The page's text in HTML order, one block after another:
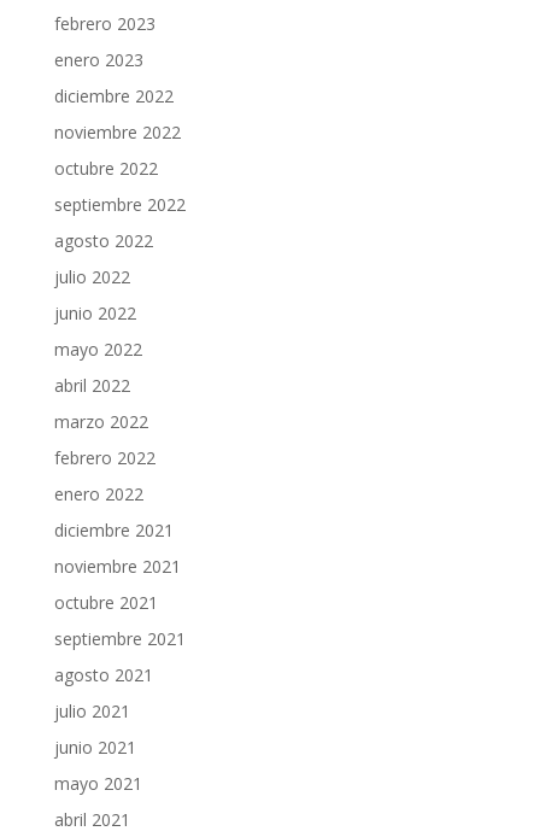
febrero 2023
enero 2023
diciembre 2022
noviembre 2022
octubre 2022
septiembre 2022
agosto 2022
julio 2022
junio 2022
mayo 2022
abril 2022
marzo 2022
febrero 2022
enero 2022
diciembre 2021
noviembre 2021
octubre 2021
septiembre 2021
agosto 2021
julio 2021
junio 2021
mayo 2021
abril 2021